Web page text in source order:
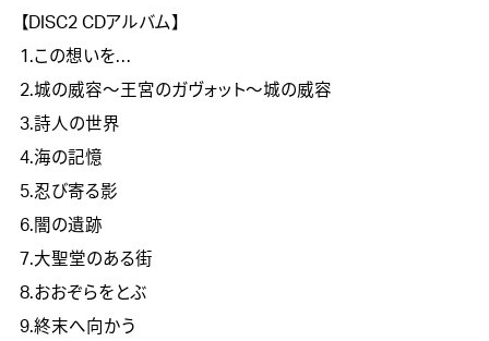
【DISC2 CDアルバム】
1.この想いを…
2.城の威容～王宮のガヴォット～城の威容
3.詩人の世界
4.海の記憶
5.忍び寄る影
6.闇の遺跡
7.大聖堂のある街
8.おおぞらをとぶ
9.終末へ向かう